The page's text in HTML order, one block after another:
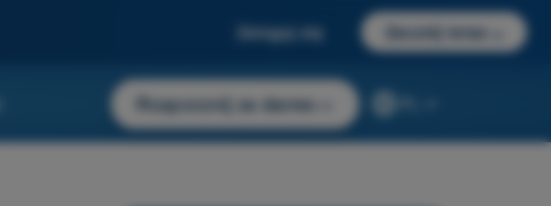
Zaloguj się Zacznij teraz
Rozpocznij za darmo